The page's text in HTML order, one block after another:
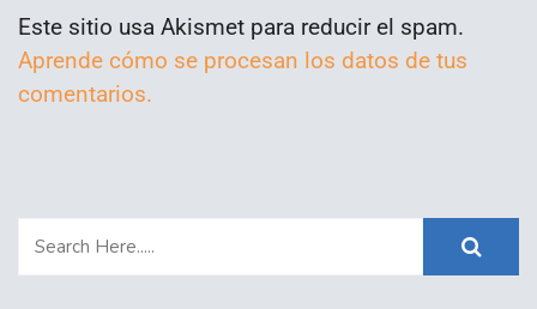
Este sitio usa Akismet para reducir el spam.
Aprende cómo se procesan los datos de tus
comentarios.